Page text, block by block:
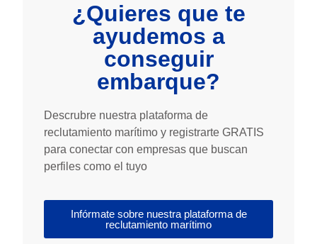
¿Quieres que te
ayudemos a
conseguir
embarque?
Descrubre nuestra plataforma de
reclutamiento marítimo y registrarte GRATIS
para conectar con empresas que buscan
perfiles como el tuyo
Infórmate sobre nuestra plataforma de
reclutamiento marítimo